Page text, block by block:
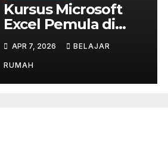
Kursus Microsoft
Excel Pemula di
Cileungsi | Belajar
dari Dasar Sampai
Mahir
APR 7, 2026 BELAJAR
RUMAH